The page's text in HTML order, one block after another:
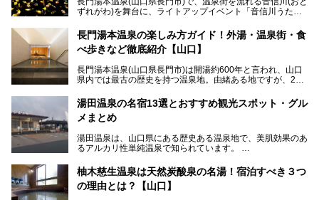
ずれがわ)を舞台に、ライトアップイベント「音信川うたあ
～3月3日(日)。詩のナレーションや音楽に合わせた幻想的な
光の演出や、地元児童生徒が製作した作品などを設置。温泉
街を一段と輝かせてくれます。
今回は筆者自ら「音信川うたあかり2024」を体験し、その
全貌を徹底紹介。また同時期に開催されている「湯道展in長
長門湯本温泉の楽しみ方ガイド！外湯・温泉街・食
べ歩きなど徹底紹介【山口】
長門湯本温泉(山口県長門市)は開湯約600年と言われ、山口
県内では最古の歴史を持つ温泉地。由緒ある地ですが、202
生まれ変わりました。
今回は、外湯(日帰り入浴施設)である「恩湯」をはじめ、温
紹介。また、アクセスの注意点も併せてご紹介します！
湯田温泉の名宿13選とおすすめ観光スポット・グル
メまとめ
湯田温泉は、山口県にある歴史ある温泉地で、美肌効果のあ
るアルカリ性単純温泉で知られています。
湯田温泉では、瑠璃光寺五重塔などの観光スポット、「そば
寿司」などのグルメスポット、なかには「女将劇場」なんて
一風変わった催しを実施している旅館もあり、観光を満喫で
柚木慈生温泉は天然炭酸泉の名湯！宿泊すべき３つ
の理由とは？【山口】